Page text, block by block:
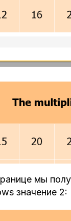
мы
значение 2: